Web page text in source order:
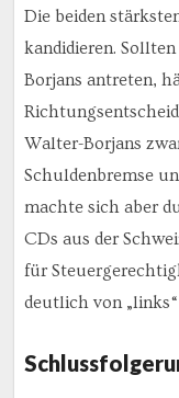
Die beiden
kandidieren.
Borjans antreten,
Walter-Borjans
Schuldenbremse
machte sich aber
CDs aus der
für
deutlich von